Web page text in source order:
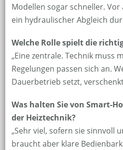
Modellen sogar schneller.
ein hydraulischer Abgleich
Welche Rolle spielt die
„Eine zentrale. Technik muss
Regelungen passen sich an.
Dauerbetrieb setzt,
Was halten Sie von Smart-
der Heiztechnik?
„Sehr viel, sofern sie sinnvoll
braucht aber klare